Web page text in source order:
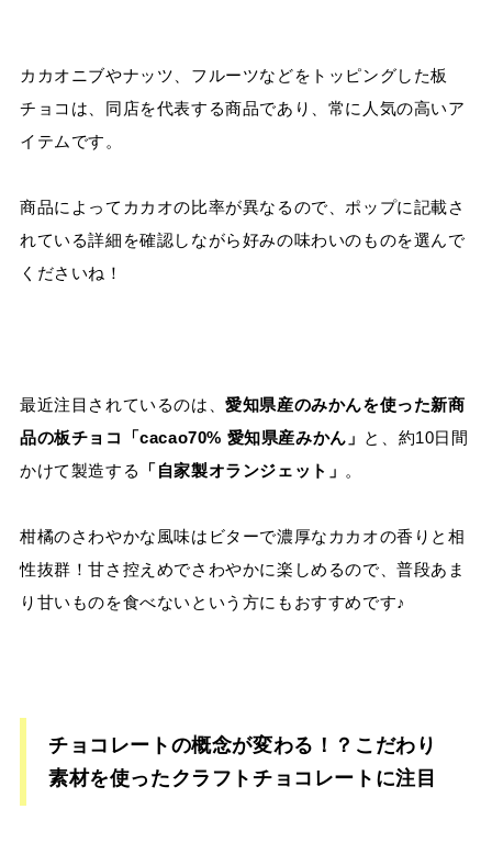
カカオニブやナッツ、フルーツなどをトッピングした板
チョコは、同店を代表する商品であり、常に人気の高いア
イテムです。
商品によってカカオの比率が異なるので、ポップに記載さ
れている詳細を確認しながら好みの味わいのものを選んで
くださいね！
最近注目されているのは、愛知県産のみかんを使った新商
品の板チョコ「cacao70% 愛知県産みかん」 と、約10日間
かけて製造する
「自家製オランジェット」 。
柑橘のさわやかな風味はビターで濃厚なカカオの香りと相
性抜群！甘さ控えめでさわやかに楽しめるので、普段あま
り甘いものを食べないという方にもおすすめです♪
チョコレートの概念が変わる！？こだわり
素材を使ったクラフトチョコレートに注目